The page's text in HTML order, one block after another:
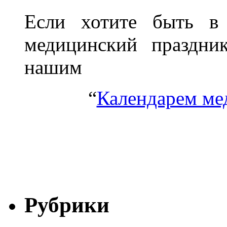
Если хотите быть в
медицинский
нашим
“Календарем
Рубрики